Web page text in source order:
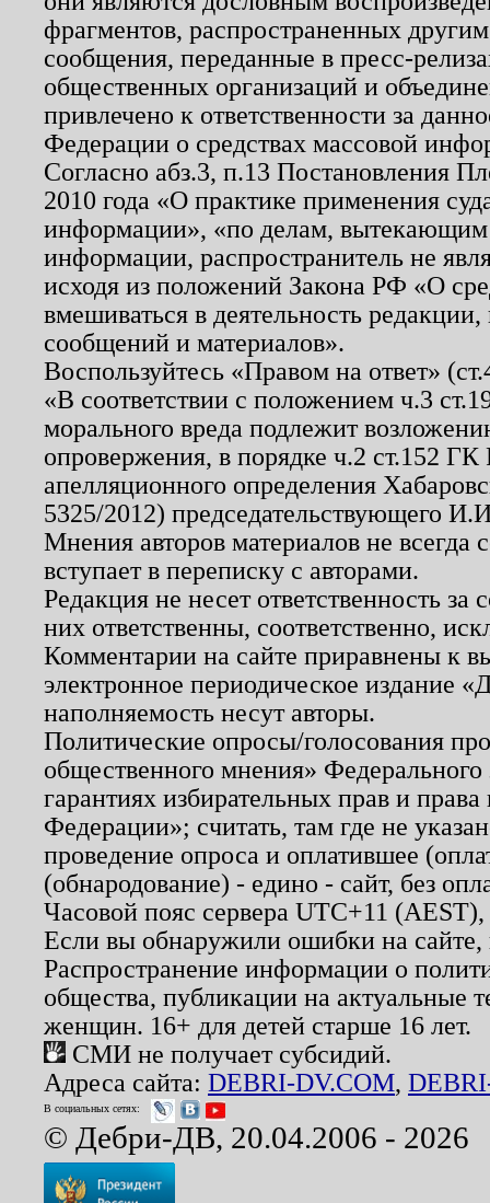
фрагментов, распространенных
сообщения, переданные в пресс-
общественных организаций и
привлечено к ответственности за
Федерации о средствах массовой
Согласно абз.3, п.13 Постановления
2010 года «О практике применения
информации», «по делам, вытекающим
информации, распространитель не
исходя из положений Закона РФ «О
вмешиваться в деятельность
сообщений и материалов».
Воспользуйтесь «Правом на ответ»
«В соответствии с положением ч.3
морального вреда подлежит
опровержения, в порядке ч.2 ст.152
апелляционного определения
5325/2012) председательствующего
Мнения авторов материалов не
вступает в переписку с авторами.
Редакция не несет ответственность
них ответственны, соответственно,
Комментарии на сайте приравнены к
электронное периодическое издание
наполняемость несут авторы.
Политические опросы/голосования
общественного мнения»
гарантиях избирательных прав и
Федерации»; считать, там где не
проведение опроса и оплатившее
(обнародование) - едино - сайт, без
Часовой пояс сервера UTC+11
Если вы обнаружили ошибки на
Распространение информации о
общества, публикации на актуальные
женщин. 16+ для детей старше 16 лет.
СМИ не получает субсидий.
Адреса сайта: DEBRI-DV.COM,
В социальных сетях:
© Дебри-ДВ, 20.04.2006 - 2026